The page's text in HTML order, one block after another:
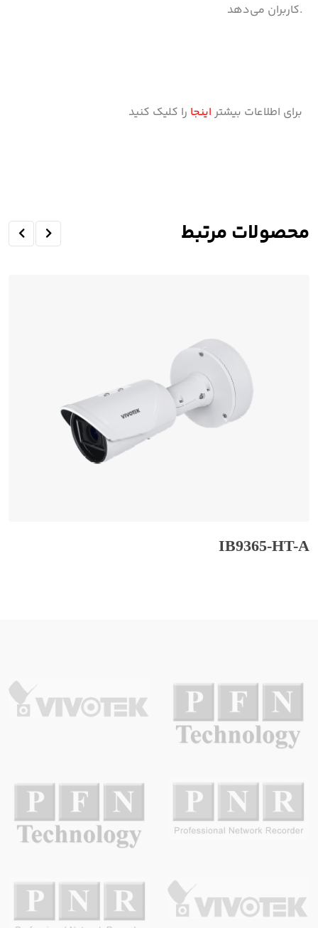
کاربران می‌دهد.
برای اطلاعات بیشتر اینجا را کلیک کنید
محصولات مرتبط
IB9365-HT-A